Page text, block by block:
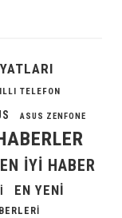
TELEFON
ASUS ZENFONE
EN IYI HABER
EN YENI